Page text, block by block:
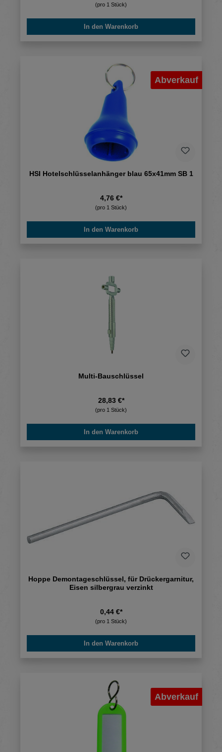
(pro 1 Stück)
In den Warenkorb
Abverkauf
HSI Hotelschlüsselanhänger blau 65x41mm SB 1
4,76 €*
(pro 1 Stück)
In den Warenkorb
Multi-Bauschlüssel
28,83 €*
(pro 1 Stück)
In den Warenkorb
Hoppe Demontageschlüssel, für Drückergarnitur,
Eisen silbergrau verzinkt
0,44 €*
(pro 1 Stück)
In den Warenkorb
Abverkauf